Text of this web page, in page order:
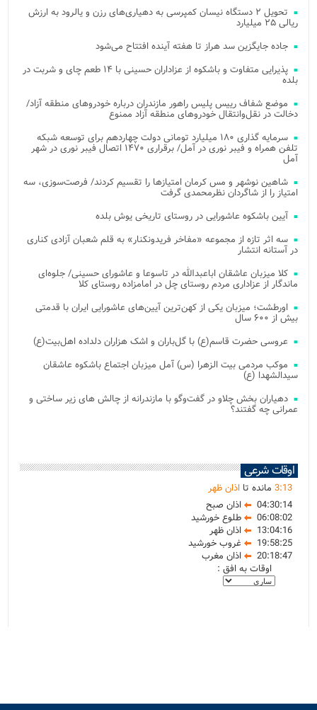
تحویل ۲ دستگاه نیسان کمپرسی به دهیاری‌های رزن و یالرود به ارزش
ریالی ۲۵ میلیارد
جاده جایگزین سد هراز تا هفته آینده افتتاح می‌شود
پذیرایی متفاوت و باشکوه از عزاداران حسینی با ۱۴ طعم چای و شربت در
بلده
موضع شفاف رییس پلیس راهور مازندران درباره خودروهای منطقه آزاد/
دخالت در نقل‌وانتقال خودروهای منطقه آزاد ممنوع
سرمایه گذاری ۱۸۰ میلیارد تومانی دولت چهاردهم برای توسعه شبکه
تلفن همراه و فیبر نوری در آمل/ برقراری ۱۴۷۰ اتصال فیبر نوری در شهر
آمل
شاهین نوشهر و مس کرمان امتیازها را تقسیم کردند/ فرصت‌سوزی، سه
امتیاز را از شاگردان نظرمحمدی گرفت
آیین باشکوه عاشورایی در روستای تاریخی یوش بلده
سه اثر تازه از مجموعه «مفاخر فریدونکنار» به قلم شعبان آزادی کناری
در آستانه انتشار
کلا میزبان عاشقان اباعبدالله در تاسوعا و عاشورای حسینی/ جلوه‌ای
ماندگار از عزاداری مردم روستای چل در امامزاده روستای کلا
اورطشت؛ میزبان یکی از کهن‌ترین آیین‌های عاشورایی ایران با قدمتی
بیش از ۶۰۰ سال
عروسی حضرت قاسم(ع) با گل‌باران و اشک هزاران دلداده اهل‌بیت(ع)
موکب مردمی بیت‌ الزهرا (س) آمل میزبان اجتماع باشکوه عاشقان
سیدالشهدا (ع)
دهیاران بخش چلاو در گفت‌وگو با مازندرانه از چالش های زیر ساختی و
عمرانی چه گفتند؟
اوقات شرعی
3:13 مانده تااذان ظهر
04:30:14
اذان صبح
06:08:02
طلوع خورشید
13:04:16
اذان ظهر
19:58:25
غروب خورشید
20:18:47
اذان مغرب
اوقات به افق :